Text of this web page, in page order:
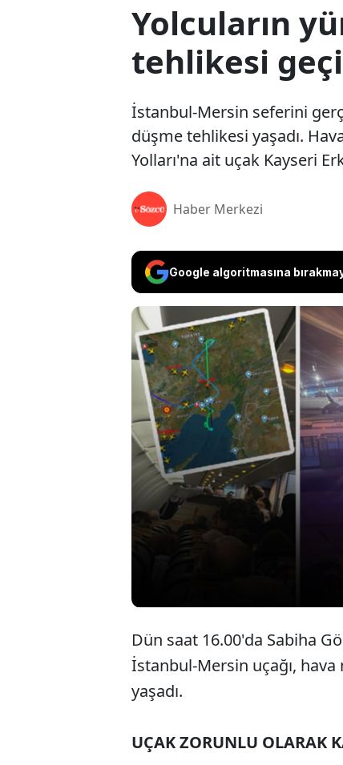
Yolcuların
tehlikesi
İstanbul-Mersin seferini
düşme tehlikesi yaşadı.
Yolları'na ait uçak Kayseri
Haber Merkezi
Google algoritmasına
İstanbul-
uçağı,
yaşadı.
getirirken,
Dün saat 16.00'da Sabiha
İstanbul-Mersin uçağı,
yaşadı.
UÇAK ZORUNLU OLARAK